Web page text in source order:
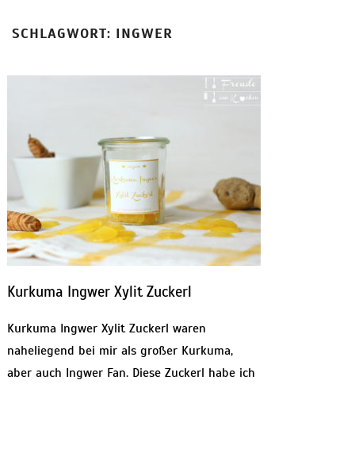
SCHLAGWORT: INGWER
Kurkuma Ingwer Xylit Zuckerl
Kurkuma Ingwer Xylit Zuckerl waren
naheliegend bei mir als großer Kurkuma,
aber auch Ingwer Fan. Diese Zuckerl habe ich